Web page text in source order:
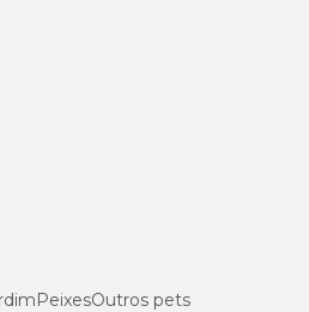
PeixesOutros pets